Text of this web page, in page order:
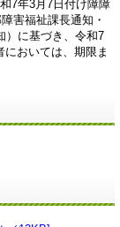
7年3月7日付け障障
害福祉課長通知・
）に基づき、令和7
おいては、期限ま